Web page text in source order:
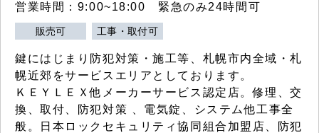
営業時間：9:00~18:00 緊急のみ24時間可
販売可 工事・取付可
鍵にはじまり防犯対策・施工等、札幌市内全域・札
幌近郊をサービスエリアとしております。
ＫＥＹＬＥＸ他メーカーサービス認定店。修理、交
換、取付、防犯対策 、電気錠、システム他工事全
般。日本ロックセキュリティ協同組合加盟店、防犯